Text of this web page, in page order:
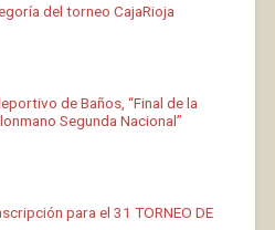
del torneo CajaRioja
de Baños, “Final de la
Segunda Nacional”
para el 31 TORNEO DE